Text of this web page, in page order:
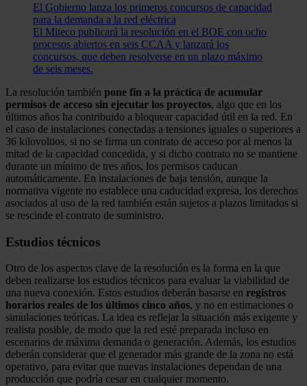
El Gobierno lanza los primeros concursos de capacidad
para la demanda a la red eléctrica
El Miteco publicará la resolución en el BOE con ocho
procesos abiertos en seis CCAA y lanzará los
concursos, que deben resolverse en un plazo máximo
de seis meses.
La resolución también pone fin a la práctica de acumular
permisos de acceso sin ejecutar los proyectos, algo que en los
últimos años ha contribuido a bloquear capacidad útil en la red. En
el caso de instalaciones conectadas a tensiones iguales o superiores a
36 kilovoltios, si no se firma un contrato de acceso por al menos la
mitad de la capacidad concedida, y si dicho contrato no se mantiene
durante un mínimo de tres años, los permisos caducan
automáticamente. En instalaciones de baja tensión, aunque la
normativa vigente no establece una caducidad expresa, los derechos
asociados al uso de la red también están sujetos a plazos limitados si
se rescinde el contrato de suministro.
Estudios técnicos
Otro de los aspectos clave de la resolución es la forma en la que
deben realizarse los estudios técnicos para evaluar la viabilidad de
una nueva conexión. Estos estudios deberán basarse en registros
horarios reales de los últimos cinco años, y no en estimaciones o
simulaciones teóricas. La idea es reflejar la situación más exigente y
realista posible, de modo que la red esté preparada incluso en
escenarios de máxima demanda o generación. Además, los estudios
deberán considerar que el generador más grande de la zona no está
operativo, para evitar que nuevas instalaciones dependan de una
producción que podría cesar en cualquier momento.